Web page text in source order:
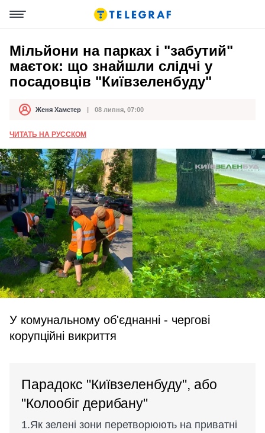
Мільйони на парках і "забутий"
маєток: що знайшли слідчі у
посадовців "Київзеленбуду"
АвторЖеня Хамстер
Дата публікації 08 липня, 07:00
ЧИТАТЬ НА РУССКОМ
У комунальному об'єднанні - чергові
корупційні викриття
Парадокс "Київзеленбуду", або
"Колообіг дерибану"
Як зелені зони перетворюють на приватні